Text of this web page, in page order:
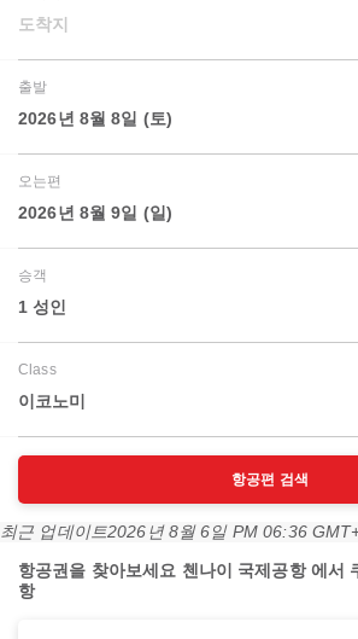
도착지
출발
2026년 8월 8일 (토)
오는편
2026년 8월 9일 (일)
승객
1 성인
Class
이코노미
항공편 검색
최근 업데이트2026년 8월 6일 PM 06:36
항공권을 찾아보세요 첸나이 국제공항 에서
항